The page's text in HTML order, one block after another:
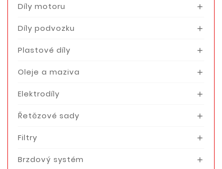
Díly motoru 
Díly podvozku 
Plastové díly 
Oleje a maziva 
Elektrodíly 
Řetězové sady 
Filtry 
Brzdový systém 